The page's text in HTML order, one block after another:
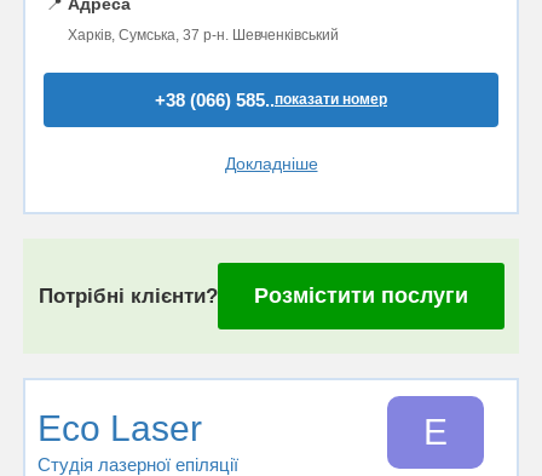
Харків, Сумська, 37 р-н. Шевченківський
+38 (066) 585..показати номер
Докладніше
Потрібні клієнти? Розмістити послуги
Eco Laser
Студія лазерної епіляції
E